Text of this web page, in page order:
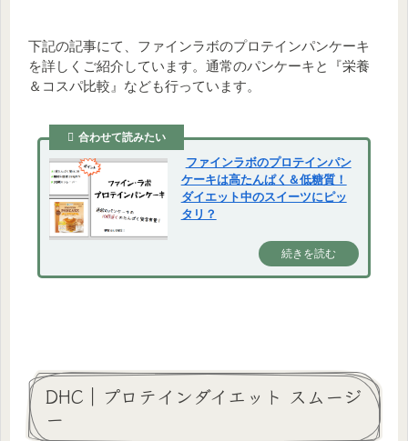
下記の記事にて、ファインラボのプロテインパンケーキ
を詳しくご紹介しています。通常のパンケーキと『栄養
＆コスパ比較』なども行っています。
合わせて読みたい
ファインラボのプロテインパン
ケーキは高たんぱく＆低糖質！
ダイエット中のスイーツにピッ
タリ？
続きを読む
DHC｜プロテインダイエット スムージ
ー